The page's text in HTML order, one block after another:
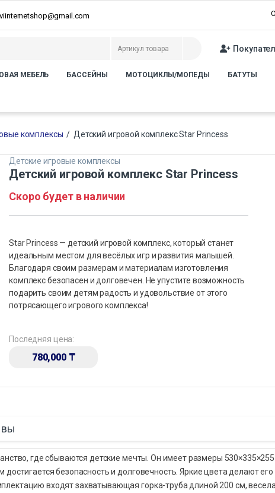
МЕБЕЛЬ БАССЕЙНЫ МОТОЦИКЛЫ/МОПЕДЫ БАТУТЫ
комплексы / Детский игровой комплекс Star Princess
Детские игровые комплексы
Детский игровой комплекс Star Princess
Скоро будет в наличии
Star Princess — детский игровой комплекс, который станет
идеальным местом для весёлых игр и развития малышей.
Благодаря своим размерам и материалам изготовления
комплекс безопасен и долговечен. Не упустите возможность
подарить своим детям радость и удовольствие от этого
потрясающего игрового комплекса!
Последняя цена:
780,000 ₸
где сбываются детские мечты. Он имеет размеры
безопасность и долговечность. Яркие цвета делают его
входят захватывающая горка-труба длиной 200 см,